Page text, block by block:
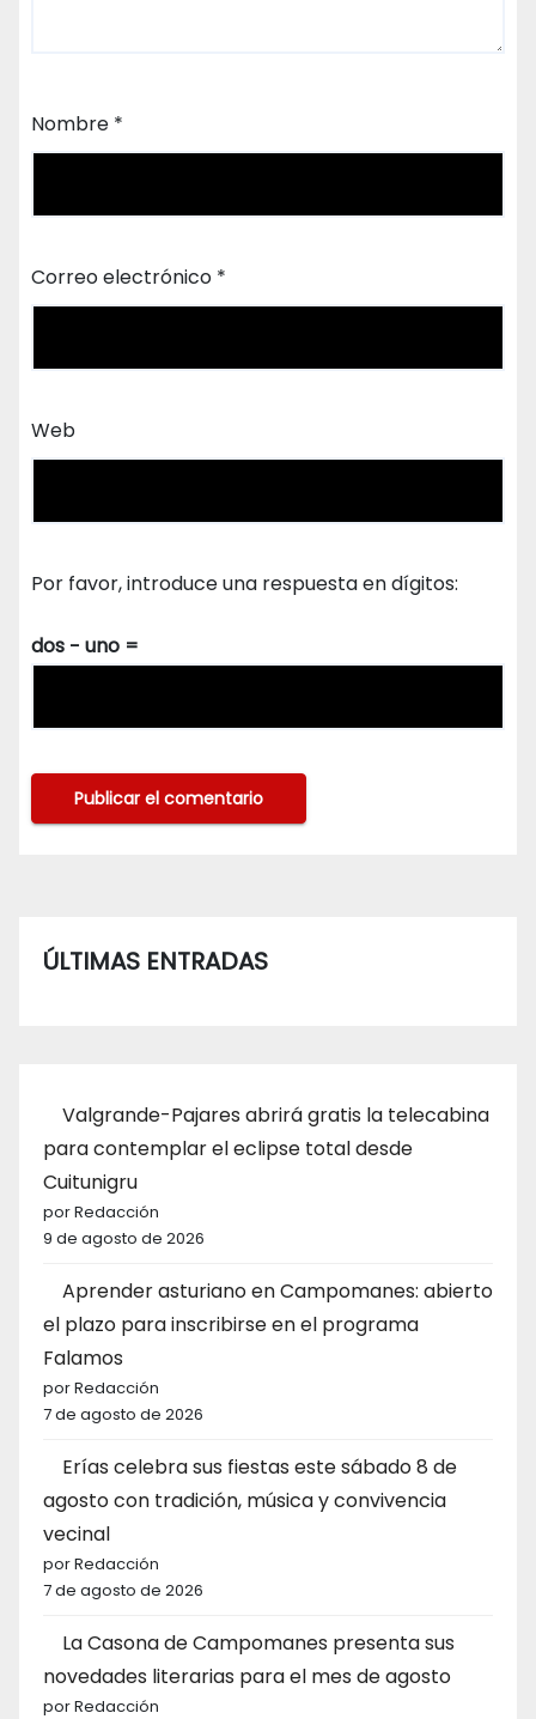
Nombre *
Correo electrónico *
Web
Por favor, introduce una respuesta en dígitos:
dos − uno =
ÚLTIMAS ENTRADAS
Valgrande-Pajares abrirá gratis la telecabina
para contemplar el eclipse total desde
Cuitunigru
por Redacción
9 de agosto de 2026
Aprender asturiano en Campomanes: abierto
el plazo para inscribirse en el programa
Falamos
por Redacción
7 de agosto de 2026
Erías celebra sus fiestas este sábado 8 de
agosto con tradición, música y convivencia
vecinal
por Redacción
7 de agosto de 2026
La Casona de Campomanes presenta sus
novedades literarias para el mes de agosto
por Redacción